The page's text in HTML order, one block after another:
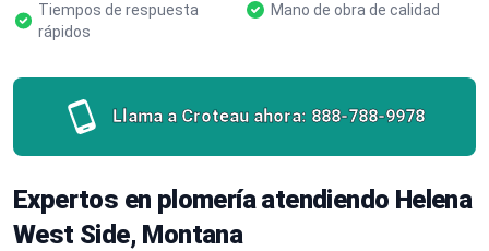
Tiempos de respuesta
rápidos
Mano de obra de calidad
Llama a Croteau ahora: 888-788-9978
Expertos en plomería atendiendo Helena
West Side, Montana